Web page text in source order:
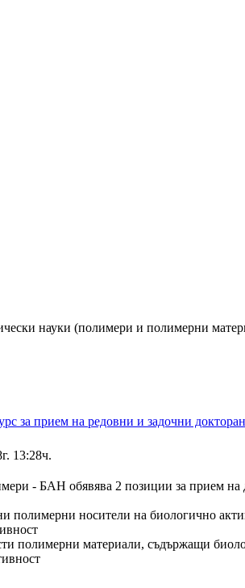
науки (полимери и полимерни
за прием на редовни и задочни
13:28ч.
- БАН обявява 2 позиции за прием на
полимерни носители на биологично
полимерни материали, съдържащи